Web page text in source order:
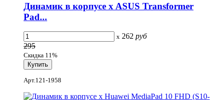
Динамик в корпусе x ASUS Transformer
Pad...
x 262 руб
295
Скидка 11%
Арт.121-1958